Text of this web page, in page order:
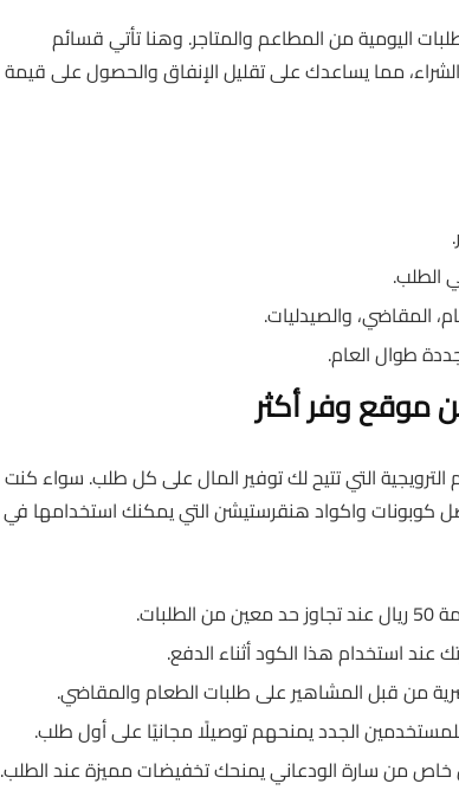
اليومية من المطاعم والمتاجر. وهنا تأتي قسائم
مما يساعدك على تقليل الإنفاق والحصول على قيمة
الطلب.
المقاضي، والصيدليات.
طوال العام.
موقع وفر أكثر
التي تتيح لك توفير المال على كل طلب. سواء كنت
واكواد هنقرستيشن التي يمكنك استخدامها في
من قبل المشاهير على طلبات الطعام والمقاضي.
الجدد يمنحهم توصيلًا مجانيًا على أول طلب.
من سارة الودعاني يمنحك تخفيضات مميزة عند الطلب.